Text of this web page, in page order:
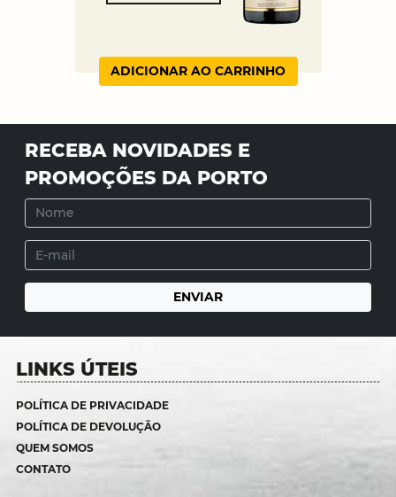
ADICIONAR AO CARRINHO
RECEBA NOVIDADES E
PROMOÇÕES DA PORTO
LINKS ÚTEIS
POLÍTICA DE PRIVACIDADE
POLÍTICA DE DEVOLUÇÃO
QUEM SOMOS
CONTATO